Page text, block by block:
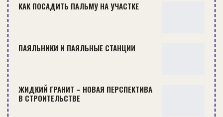
Косоуры – это знакомая всем конструкция в
КАК ПОСАДИТЬ ПАЛЬМУ НА УЧАСТКЕ
ПАЯЛЬНИКИ И ПАЯЛЬНЫЕ СТАНЦИИ
ЖИДКИЙ ГРАНИТ – НОВАЯ ПЕРСПЕКТИВА
В СТРОИТЕЛЬСТВЕ